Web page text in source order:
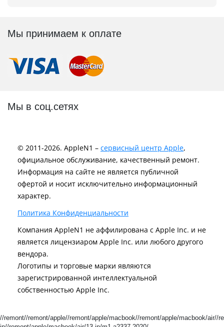
Мы принимаем к оплате
Мы в соц.сетях
© 2011-2026. AppleN1 – сервисный центр Apple,
официальное обслуживание, качественный ремонт.
Информация на сайте не является публичной
офертой и носит исключительно информационный
характер.
Политика Конфиденциальности
Компания AppleN1 не аффилирована c Apple Inc. и не
является лицензиаром Apple Inc. или любого другого
вендора.
Логотипы и торговые марки являются
зарегистрированной интеллектуальной
собственностью Apple Inc.
//remont//remont/apple//remont/apple/macbook//remont/apple/macbook/air//